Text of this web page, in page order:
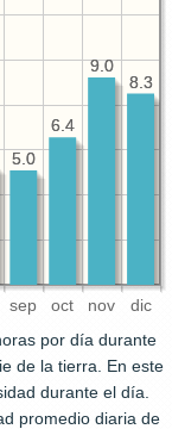
sep oct nov dic
8.3
9.0
6.4
5.0
8.3
9.0
6.4
5.0
por día durante
de la tierra. En este
durante el día.
promedio diaria de